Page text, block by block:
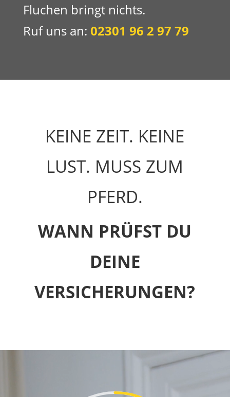
Fluchen bringt nichts.
Ruf uns an: 02301 96 2 97 79
KEINE ZEIT. KEINE
LUST. MUSS ZUM
PFERD.
WANN PRÜFST DU
DEINE
VERSICHERUNGEN?